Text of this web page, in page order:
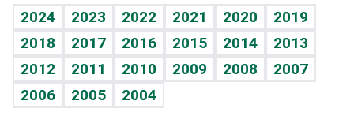
Vida y familia
Eñe
Celebrando la vida
Sin complejos
TBT Deportivo
Guía del dinero
Horóscopos
Crucigramas
2024 2023 2022 2021 2020
2019
2018
2017 2016 2015 2014
2013
2012
2011 2010 2009 2008
2007
2006
2005 2004